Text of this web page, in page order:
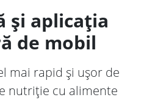
și aplicația
de mobil
mai rapid și ușor de
nutriție cu alimente